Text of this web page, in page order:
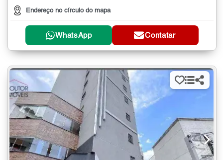
Endereço no círculo do mapa
WhatsApp Contatar